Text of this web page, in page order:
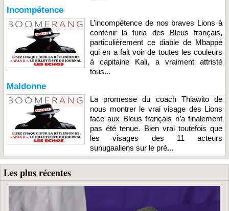
Incompétence
L’incompétence de nos braves Lions à
contenir la furia des Bleus français,
particulièrement ce diable de Mbappé
qui en a fait voir de toutes les couleurs
à capitaine Kali, a vraiment attristé
tous...
Maldonne
La promesse du coach Thiawito de
nous montrer le vrai visage des Lions
face aux Bleus français n’a finalement
pas été tenue. Bien vrai toutefois que
les visages des 11 acteurs
sunugaaliens sur le pré...
Les plus récentes